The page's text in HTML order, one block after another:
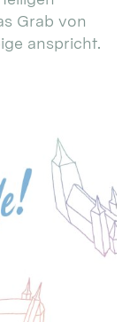
Grab von
anspricht.